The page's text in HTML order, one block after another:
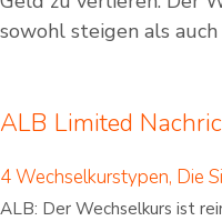
sowohl steigen als
ALB Limited
4 Wechselkurstypen, Die
ALB: Der Wechselkurs ist